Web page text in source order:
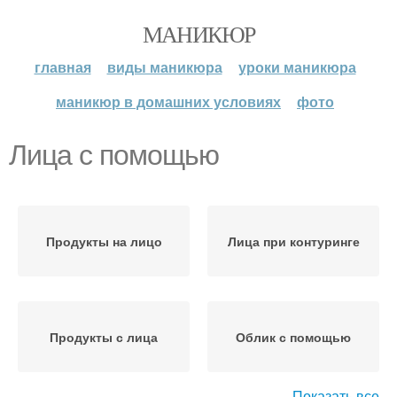
МАНИКЮР
главная виды маникюра
уроки маникюра
маникюр в домашних условиях
фото
Лица с помощью
Продукты на лицо Лица при контуринге
Продукты с лица Облик с помощью